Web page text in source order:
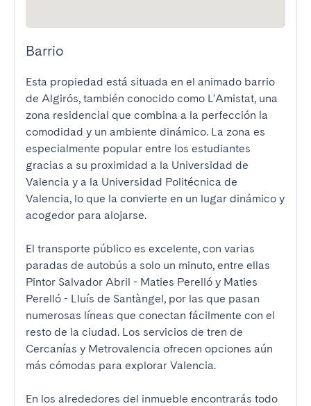
Barrio
Esta propiedad está situada en el animado barrio
de Algirós, también conocido como L'Amistat, una
zona residencial que combina a la perfección la
comodidad y un ambiente dinámico. La zona es
especialmente popular entre los estudiantes
gracias a su proximidad a la Universidad de
Valencia y a la Universidad Politécnica de
Valencia, lo que la convierte en un lugar dinámico y
acogedor para alojarse.
El transporte público es excelente, con varias
paradas de autobús a solo un minuto, entre ellas
Pintor Salvador Abril - Maties Perelló y Maties
Perelló - Lluís de Santàngel, por las que pasan
numerosas líneas que conectan fácilmente con el
resto de la ciudad. Los servicios de tren de
Cercanías y Metrovalencia ofrecen opciones aún
más cómodas para explorar Valencia.
En los alrededores del inmueble encontrarás todo